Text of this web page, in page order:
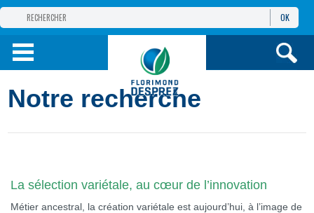
GROUPE
PRODUITS
OK
Notre recherche
La sélection variétale, au cœur de l’innovation
Métier ancestral, la création variétale est aujourd’hui, à l’image de